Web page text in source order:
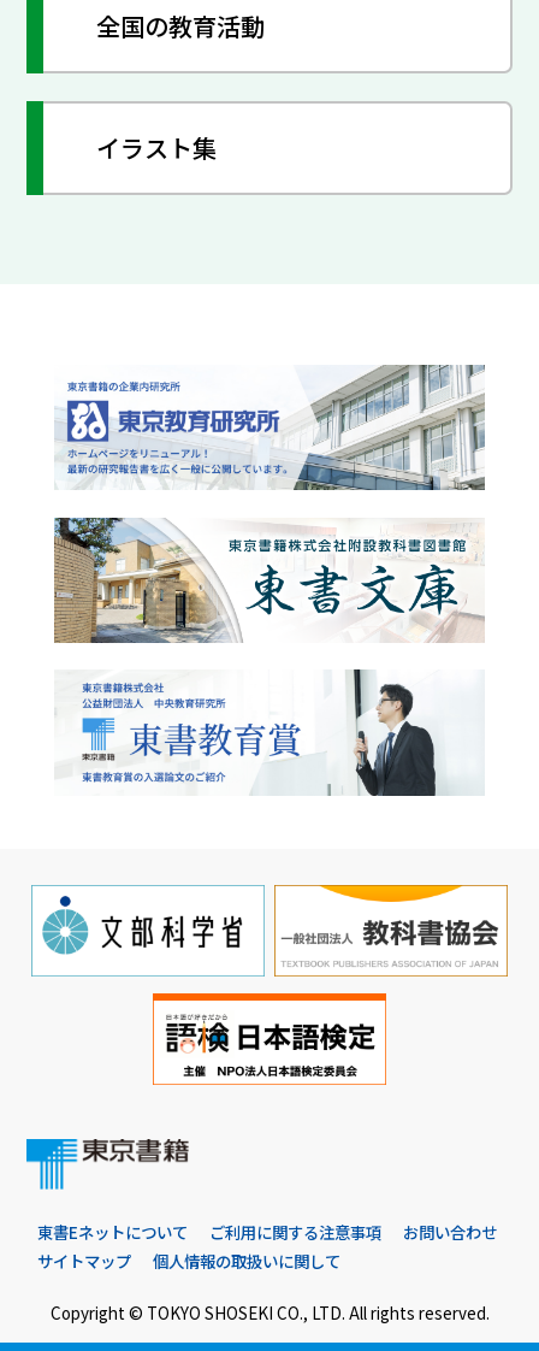
全国の教育活動
イラスト集
東書Eネットについて ご利用に関する注意事項
お問い合わせ
サイトマップ
個人情報の取扱いに関して
Copyright © TOKYO SHOSEKI CO., LTD. All rights reserved.